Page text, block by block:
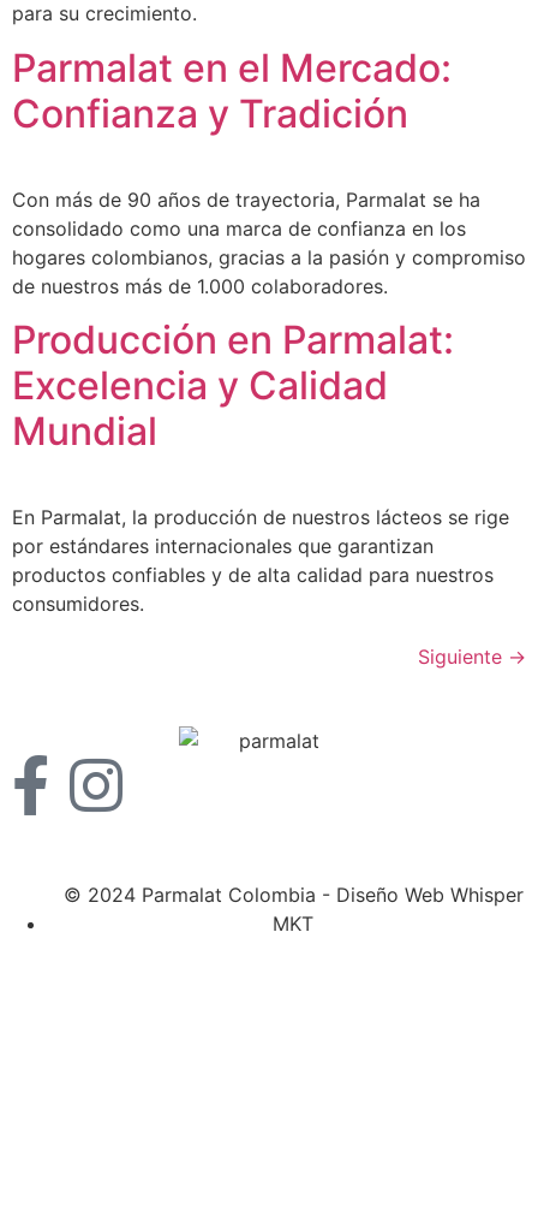
para su crecimiento.
Parmalat en el Mercado:
Confianza y Tradición
Con más de 90 años de trayectoria, Parmalat se ha
consolidado como una marca de confianza en los
hogares colombianos, gracias a la pasión y compromiso
de nuestros más de 1.000 colaboradores.​
Producción en Parmalat:
Excelencia y Calidad
Mundial
En Parmalat, la producción de nuestros lácteos se rige
por estándares internacionales que garantizan
productos confiables y de alta calidad para nuestros
consumidores.
Siguiente →
© 2024 Parmalat Colombia - Diseño Web Whisper
MKT